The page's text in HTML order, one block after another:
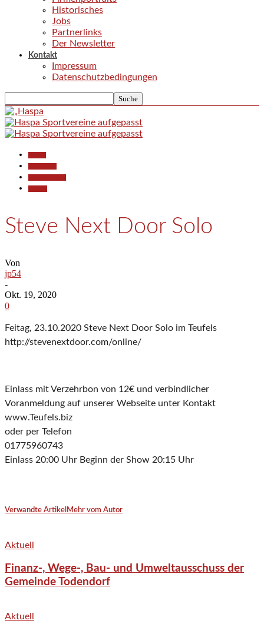
Historisches
Jobs
Partnerlinks
Der Newsletter
Kontakt
Impressum
Datenschutzbedingungen
Steve Next Door Solo
Von
jp54
-
Okt. 19, 2020
0
Feitag, 23.10.2020 Steve Next Door Solo im Teufels
http://stevenextdoor.com/online/
Einlass mit Verzehrbon von 12€ und verbindlicher
Voranmeldung auf unserer Webseite unter Kontakt
www.Teufels.biz
oder per Telefon
01775960743
Einlass 20:00 Uhr Beginn der Show 20:15 Uhr
Verwandte Artikel Mehr vom Autor
Aktuell
Finanz-, Wege-, Bau- und Umweltausschuss der
Gemeinde Todendorf
Aktuell